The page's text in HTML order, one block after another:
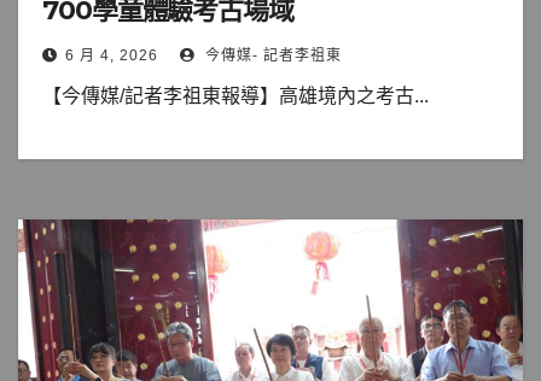
700學童體驗考古場域
6 月 4, 2026 今傳媒- 記者李祖東
【今傳媒/記者李祖東報導】高雄境內之考古...